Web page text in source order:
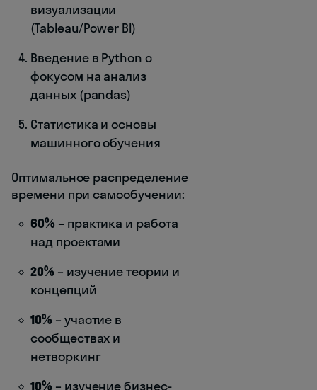
визуализации
(Tableau/Power BI)
Введение в Python с
фокусом на анализ
данных (pandas)
Статистика и основы
машинного обучения
Оптимальное распределение
времени при самообучении:
60% – практика и работа
над проектами
20% – изучение теории и
концепций
10% – участие в
сообществах и
нетворкинг
10% – изучение бизнес-